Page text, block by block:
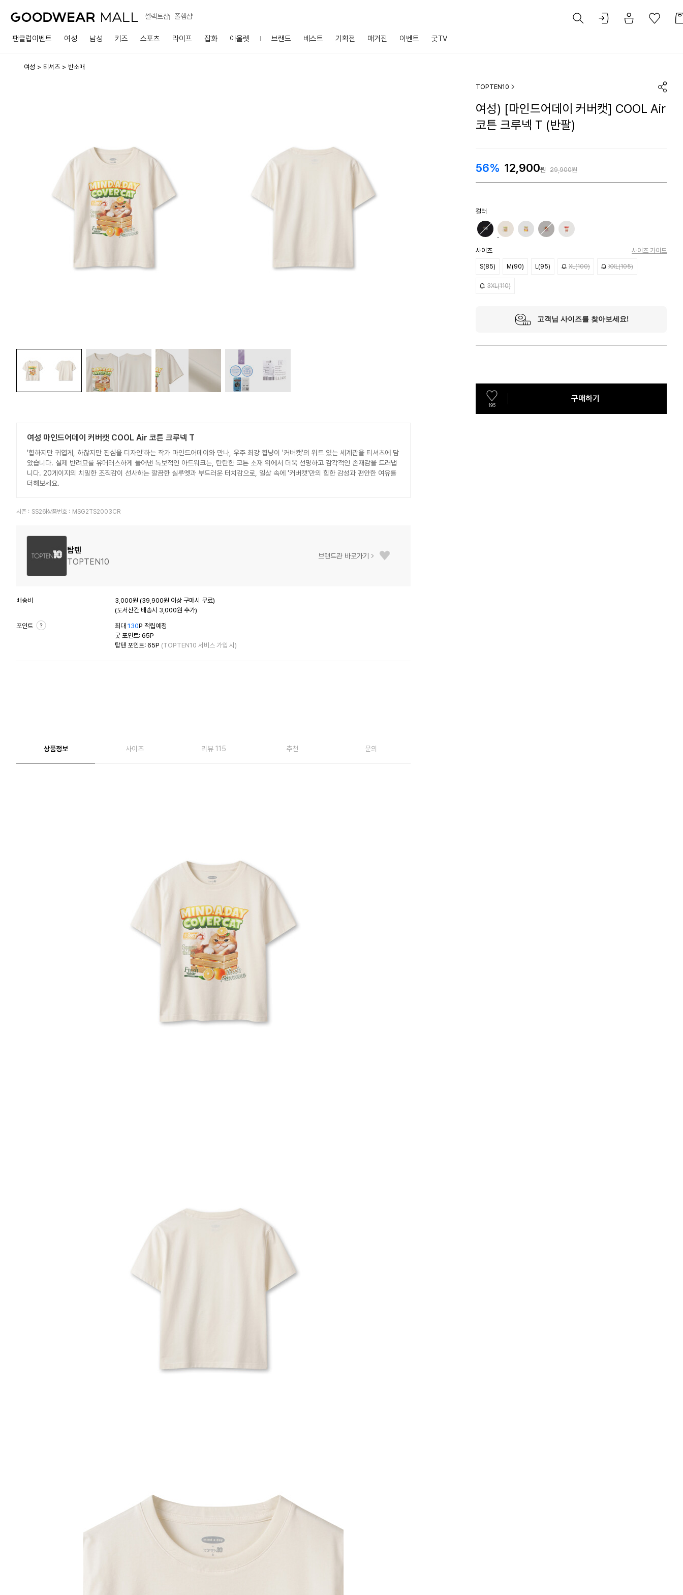
셀렉트샵 폴햄샵
팬클럽이벤트 여성 남성 키즈 스포츠 라이프 잡화 아울렛 브랜드 베스트 기획전 매거진 이벤트 굿TV
여성 티셔츠 반소매
여성 마인드어데이 커버캣 COOL Air 코튼 크루넥 T
'힙하지만 귀엽게, 하찮지만 진심을 디자인'하는 작가 마인드어데이와 만나, 우주 최강 힙냥이 '커버캣'의 위트 있는 세계관을 티셔츠에 담
았습니다. 실제 반려묘를 유머러스하게 풀어낸 독보적인 아트워크는, 탄탄한 코튼 소재 위에서 더욱 선명하고 감각적인 존재감을 드러냅
니다. 20게이지의 치밀한 조직감이 선사하는 깔끔한 실루엣과 부드러운 터치감으로, 일상 속에 '커버캣'만의 힙한 감성과 편안한 여유를
더해보세요.
시즌 : SS26 상품번호 : MSG2TS2003CR
탑텐
TOPTEN10
브랜드관 바로가기
배송비
3,000원 (39,900원 이상 구매시 무료)
(도서산간 배송시 3,000원 추가)
포인트 최대 130P 적립예정
굿 포인트: 65P
탑텐 포인트: 65P (TOPTEN10 서비스 가입 시)
상품정보 사이즈 리뷰 115 추천 문의
TOPTEN10
여성) [마인드어데이 커버캣] COOL Air
코튼 크루넥 T (반팔)
56% 12,900원 29,900원
컬러
사이즈 사이즈 가이드
S(85) M(90) L(95) XL(100) XXL(105)
3XL(110)
195
구매하기